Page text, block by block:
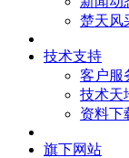
楚天风
技术支持
客户服
技术天
资料下
旗下网站